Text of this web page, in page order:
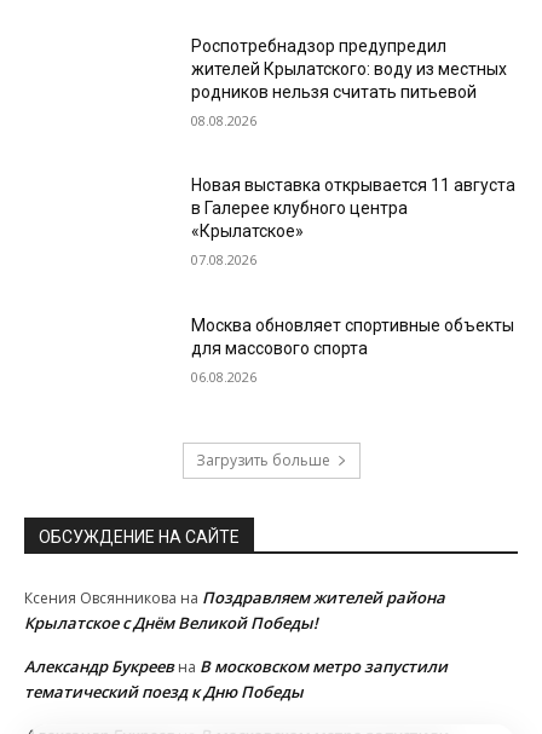
Роспотребнадзор предупредил
жителей Крылатского: воду из местных
родников нельзя считать питьевой
08.08.2026
Новая выставка открывается 11 августа
в Галерее клубного центра
«Крылатское»
07.08.2026
Москва обновляет спортивные объекты
для массового спорта
06.08.2026
Загрузить больше
ОБСУЖДЕНИЕ НА САЙТЕ
Ксения Овсянникова на Поздравляем жителей района
Крылатское с Днём Великой Победы!
Александр Букреевна В московском метро запустили
тематический поезд к Дню Победы